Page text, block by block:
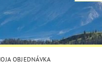
OBJEDNÁVKA